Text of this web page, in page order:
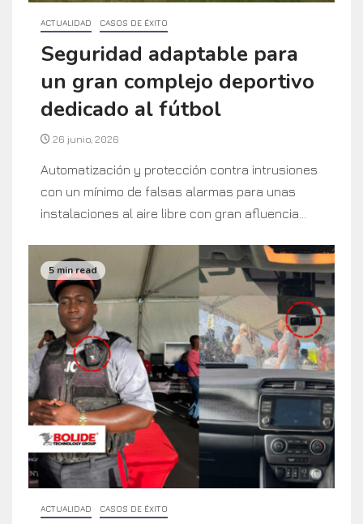
ACTUALIDAD CASOS DE ÉXITO
Seguridad adaptable para
un gran complejo deportivo
dedicado al fútbol
26 junio, 2026
Automatización y protección contra intrusiones
con un mínimo de falsas alarmas para unas
instalaciones al aire libre con gran afluencia...
5 min read
ACTUALIDAD CASOS DE ÉXITO